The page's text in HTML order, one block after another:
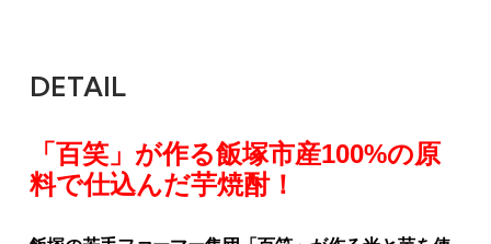
DETAIL
「百笑」が作る飯塚市産100%の原
料で仕込んだ芋焼酎！